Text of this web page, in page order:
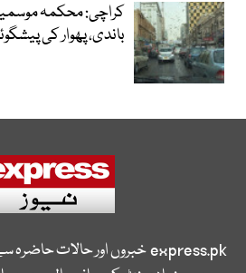
کراچی: محکمہ
باندی، پھوار کی
express.pkخبروں اور حالات حاضرہ